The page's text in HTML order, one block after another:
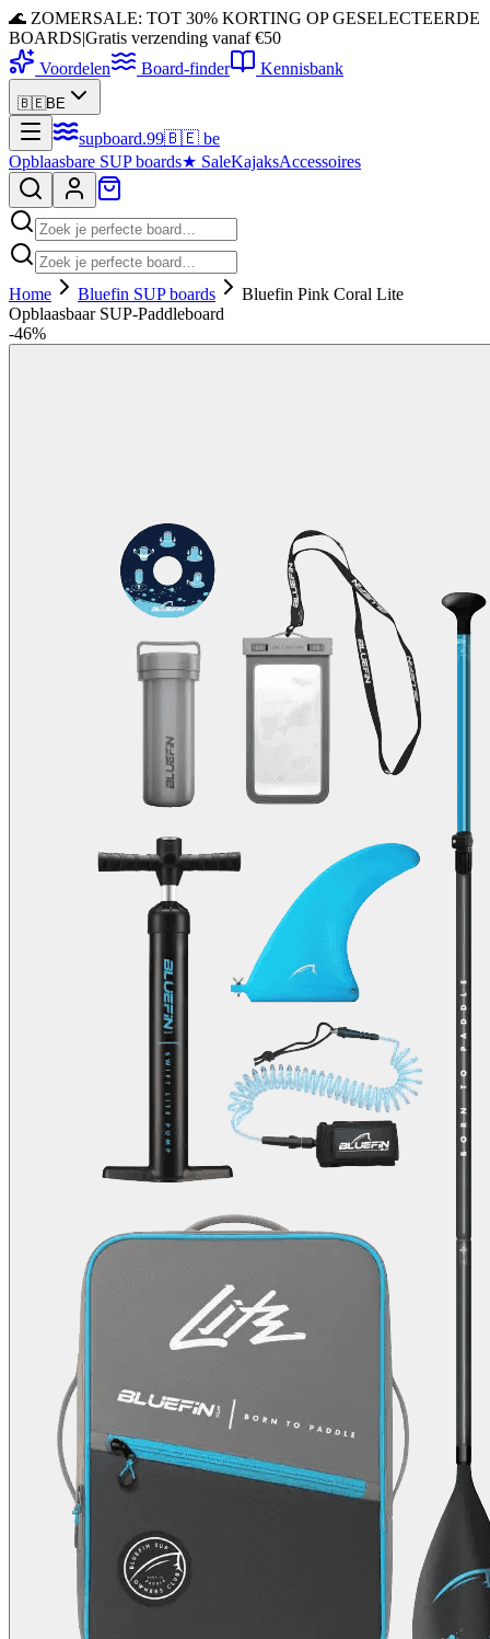
🌊 ZOMERSALE: TOT 30% KORTING OP GESELECTEERDE
BOARDS|Gratis verzending vanaf €50
Voordelen
Board-finder Kennisbank
🇧🇪BE
supboard.99🇧🇪 be
Opblaasbare SUP boards★ SaleKajaksAccessoires
Home Bluefin SUP boards
Bluefin Pink Coral Lite
Opblaasbaar SUP-Paddleboard
-46%